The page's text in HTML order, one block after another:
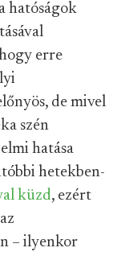
hatóságok
erre
de mivel
szén
hatása
hetekben-
küzd, ezért
– ilyenkor